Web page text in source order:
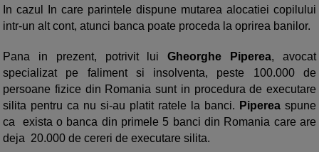
In cazul In care parintele dispune mutarea alocatiei copilului
intr-un alt cont, atunci banca poate proceda la oprirea banilor.
Pana in prezent, potrivit lui Gheorghe Piperea, avocat
specializat pe faliment si insolventa, peste 100.000 de
persoane fizice din Romania sunt in procedura de executare
silita pentru ca nu si-au platit ratele la banci. Piperea spune
ca exista o banca din primele 5 banci din Romania care are
deja 20.000 de cereri de executare silita.